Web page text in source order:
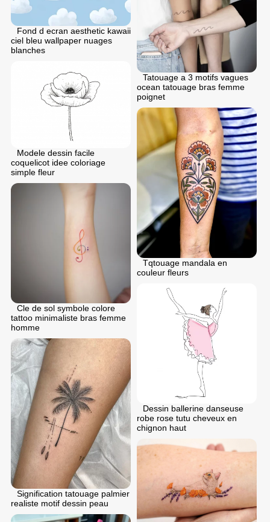
Fond d ecran aesthetic kawaii
ciel bleu wallpaper nuages
blanches
Tatouage a 3 motifs vagues
ocean tatouage bras femme
poignet
Modele dessin facile
coquelicot idee coloriage
simple fleur
Tqtouage mandala en
couleur fleurs
Cle de sol symbole colore
tattoo minimaliste bras femme
homme
Dessin ballerine danseuse
robe rose tutu cheveux en
chignon haut
Signification tatouage palmier
realiste motif dessin peau